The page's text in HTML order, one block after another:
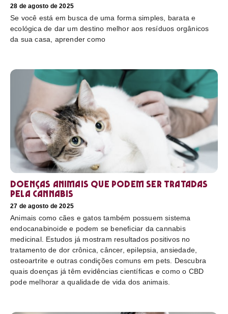
28 de agosto de 2025
Se você está em busca de uma forma simples, barata e
ecológica de dar um destino melhor aos resíduos orgânicos
da sua casa, aprender como
Doenças animais que podem ser tratadas
pela cannabis
27 de agosto de 2025
Animais como cães e gatos também possuem sistema
endocanabinoide e podem se beneficiar da cannabis
medicinal. Estudos já mostram resultados positivos no
tratamento de dor crônica, câncer, epilepsia, ansiedade,
osteoartrite e outras condições comuns em pets. Descubra
quais doenças já têm evidências científicas e como o CBD
pode melhorar a qualidade de vida dos animais.